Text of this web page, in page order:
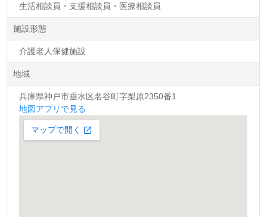
生活相談員・支援相談員・医療相談員
施設形態
介護老人保健施設
地域
兵庫県神戸市垂水区名谷町字梨原2350番1
地図アプリで見る